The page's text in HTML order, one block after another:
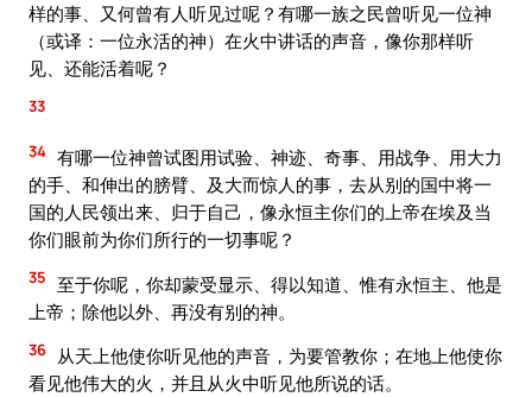
样的事、又何曾有人听见过呢？有哪一族之民曾听见一位神
（或译：一位永活的神）在火中讲话的声音，像你那样听
见、还能活着呢？
33
34 有哪一位神曾试图用试验、神迹、奇事、用战争、用大力
的手、和伸出的膀臂、及大而惊人的事，去从别的国中将一
国的人民领出来、归于自己，像永恒主你们的上帝在埃及当
你们眼前为你们所行的一切事呢？
35 至于你呢，你却蒙受显示、得以知道、惟有永恒主、他是
上帝；除他以外、再没有别的神。
36 从天上他使你听见他的声音，为要管教你；在地上他使你
看见他伟大的火，并且从火中听见他所说的话。